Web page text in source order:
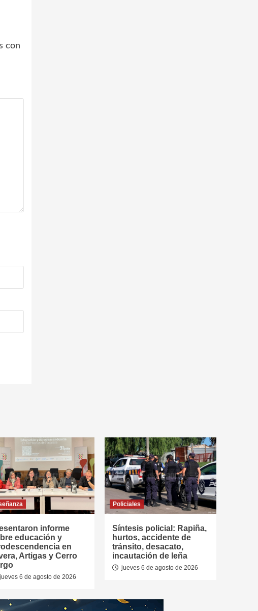
con
informe
educación y
en
Artigas y Cerro
jueves 6 de agosto de 2026
Policiales
Síntesis policial: Rapiña,
hurtos, accidente de
tránsito, desacato,
incautación de leña
jueves 6 de agosto de 2026